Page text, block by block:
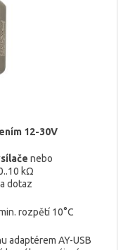
12-30V
nebo
kΩ
dotaz
rozpětí 10°C
adaptérem AY-USB